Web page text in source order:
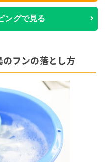
ングで見る
フンの落とし方